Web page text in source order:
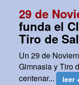
29 de
funda el
Tiro de
Un 29 de
Gimnasia y Tiro
centenar...
leer